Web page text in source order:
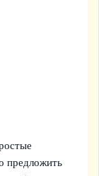
предложить